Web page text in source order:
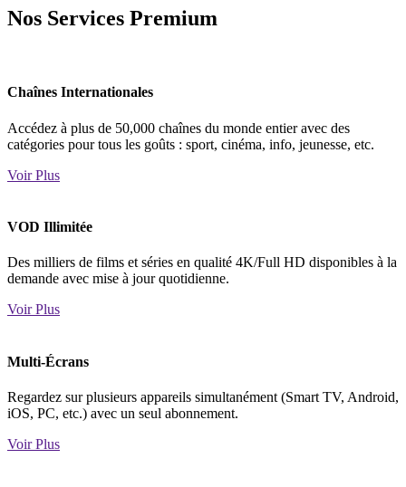
Nos Services Premium
Chaînes Internationales
Accédez à plus de 50,000 chaînes du monde entier avec des
catégories pour tous les goûts : sport, cinéma, info, jeunesse, etc.
Voir Plus
VOD Illimitée
Des milliers de films et séries en qualité 4K/Full HD disponibles à la
demande avec mise à jour quotidienne.
Voir Plus
Multi-Écrans
Regardez sur plusieurs appareils simultanément (Smart TV, Android,
iOS, PC, etc.) avec un seul abonnement.
Voir Plus